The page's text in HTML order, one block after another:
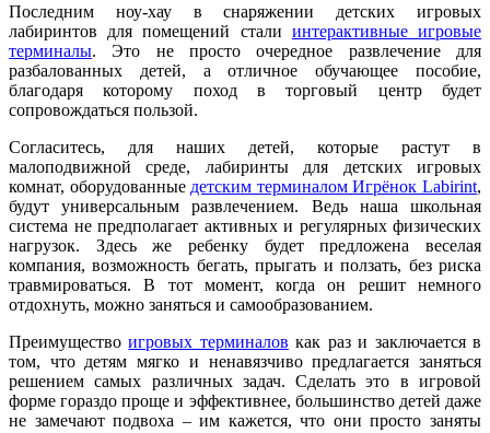
Последним ноу-хау в снаряжении детских игровых
лабиринтов для помещений стали интерактивные игровые
терминалы. Это не просто очередное развлечение для
разбалованных детей, а отличное обучающее пособие,
благодаря которому поход в торговый центр будет
сопровождаться пользой.
Согласитесь, для наших детей, которые растут в
малоподвижной среде, лабиринты для детских игровых
комнат, оборудованные детским терминалом Игрёнок Labirint,
будут универсальным развлечением. Ведь наша школьная
система не предполагает активных и регулярных физических
нагрузок. Здесь же ребенку будет предложена веселая
компания, возможность бегать, прыгать и ползать, без риска
травмироваться. В тот момент, когда он решит немного
отдохнуть, можно заняться и самообразованием.
Преимуществоигровых терминалов как раз и заключается в
том, что детям мягко и ненавязчиво предлагается заняться
решением самых различных задач. Сделать это в игровой
форме гораздо проще и эффективнее, большинство детей даже
не замечают подвоха – им кажется, что они просто заняты